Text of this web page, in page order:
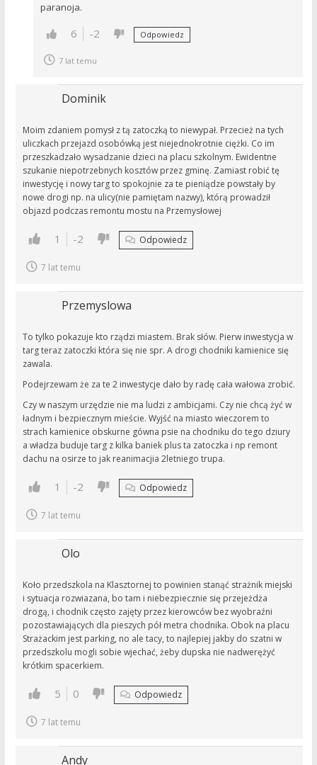
paranoja.
6 -2 Odpowiedz
7 lat temu
Dominik
Moim zdaniem pomysł z tą zatoczką to niewypał. Przecież na tych
uliczkach przejazd osobówką jest niejednokrotnie ciężki. Co im
przeszkadzało wysadzanie dzieci na placu szkolnym. Ewidentne
szukanie niepotrzebnych kosztów przez gminę. Zamiast robić tę
inwestycję i nowy targ to spokojnie za te pieniądze powstały by
nowe drogi np. na ulicy(nie pamiętam nazwy), którą prowadził
objazd podczas remontu mostu na Przemysłowej
1 -2 Odpowiedz
7 lat temu
Przemyslowa
To tylko pokazuje kto rządzi miastem. Brak słów. Pierw inwestycja w
targ teraz zatoczki która się nie spr. A drogi chodniki kamienice się
zawala.
Podejrzewam że za te 2 inwestycje dało by radę cała wałowa zrobić.
Czy w naszym urzędzie nie ma ludzi z ambicjami. Czy nie chcą żyć w
ładnym i bezpiecznym mieście. Wyjść na miasto wieczorem to
strach kamienice obskurne gówna psie na chodniku do tego dziury
a władza buduje targ z kilka baniek plus ta zatoczka i np remont
dachu na osirze to jak reanimacjia 2letniego trupa.
1 -2 Odpowiedz
7 lat temu
Olo
Koło przedszkola na Klasztornej to powinien stanąć strażnik miejski
i sytuacja rozwiazana, bo tam i niebezpiecznie się przejeżdża
drogą, i chodnik często zajęty przez kierowców bez wyobraźni
pozostawiających dla pieszych pół metra chodnika. Obok na placu
Strażackim jest parking, no ale tacy, to najlepiej jakby do szatni w
przedszkolu mogli sobie wjechać, żeby dupska nie nadwerężyć
krótkim spacerkiem.
5 0 Odpowiedz
7 lat temu
Andy